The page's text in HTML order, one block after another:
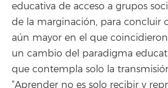
educativa de acceso a grupos
de la marginación, para concluir
aún mayor en el que
un cambio del paradigma
que contempla solo la
“Aprender no es solo recibir y